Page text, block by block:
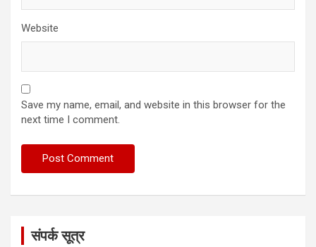
Website
Save my name, email, and website in this browser for the
next time I comment.
संपर्क सूत्र